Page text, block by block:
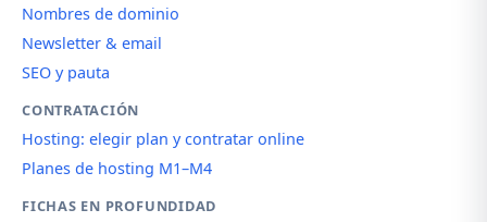
Nombres de dominio
Newsletter & email
SEO y pauta
CONTRATACIÓN
Hosting: elegir plan y contratar online
Planes de hosting M1–M4
FICHAS EN PROFUNDIDAD